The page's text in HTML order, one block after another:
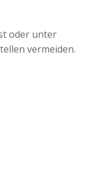
oder unter
vermeiden.